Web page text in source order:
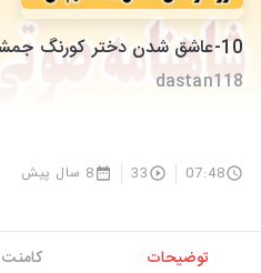
10-عاشق شدن دختر کورنگ جمشید را ، کشته شدن جمشید
dastan118
07:48
33 8 سال پیش
توضیحات